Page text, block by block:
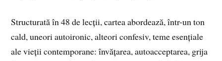
Structurată în 48 de lecții, cartea abordează, într-un ton
cald, uneori autoironic, alteori confesiv, teme esențiale
ale vieții contemporane: învățarea, autoacceptarea, grija